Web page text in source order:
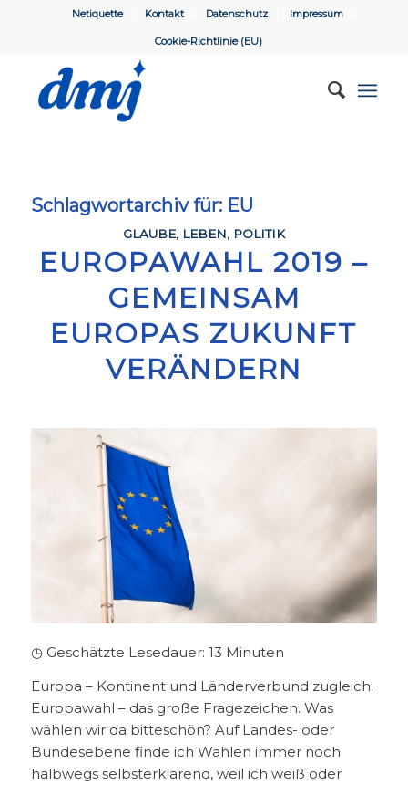
Netiquette Kontakt Datenschutz Impressum
Cookie-Richtlinie (EU)
Schlagwortarchiv für: EU
GLAUBE, LEBEN, POLITIK
EUROPAWAHL 2019 –
GEMEINSAM
EUROPAS ZUKUNFT
VERÄNDERN
◷ Geschätzte Lesedauer: 13 Minuten
Europa – Kontinent und Länderverbund zugleich.
Europawahl – das große Fragezeichen. Was
wählen wir da bitteschön? Auf Landes- oder
Bundesebene finde ich Wahlen immer noch
halbwegs selbsterklärend, weil ich weiß oder